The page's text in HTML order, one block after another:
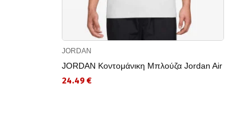
JORDAN
JORDAN Κοντομάνικη Μπλούζα Jordan Air
24.49 €